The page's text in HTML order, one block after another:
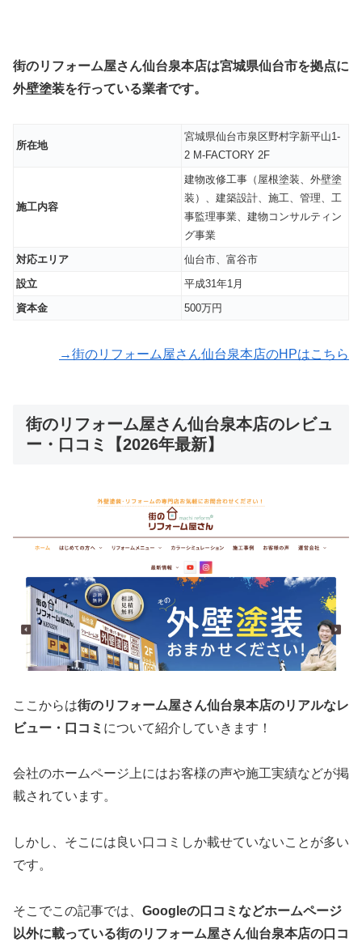
街のリフォーム屋さん仙台泉本店は宮城県仙台市を拠点に
外壁塗装を行っている業者です。
所在地
宮城県仙台市泉区野村字新平山1-
2 M-FACTORY 2F
施工内容
建物改修工事（屋根塗装、外壁塗
装）、建築設計、施工、管理、工
事監理事業、建物コンサルティン
グ事業
対応エリア
仙台市、富谷市
設立
平成31年1月
資本金
500万円
→街のリフォーム屋さん仙台泉本店のHPはこちら
街のリフォーム屋さん仙台泉本店のレビュ
ー・口コミ【2026年最新】
ここからは街のリフォーム屋さん仙台泉本店のリアルなレ
ビュー・口コミ について紹介していきます！
会社のホームページ上にはお客様の声や施工実績などが掲
載されています。
しかし、そこには良い口コミしか載せていないことが多い
です。
そこでこの記事では、 Googleの口コミなどホームページ
以外に載っている街のリフォーム屋さん仙台泉本店の口コ